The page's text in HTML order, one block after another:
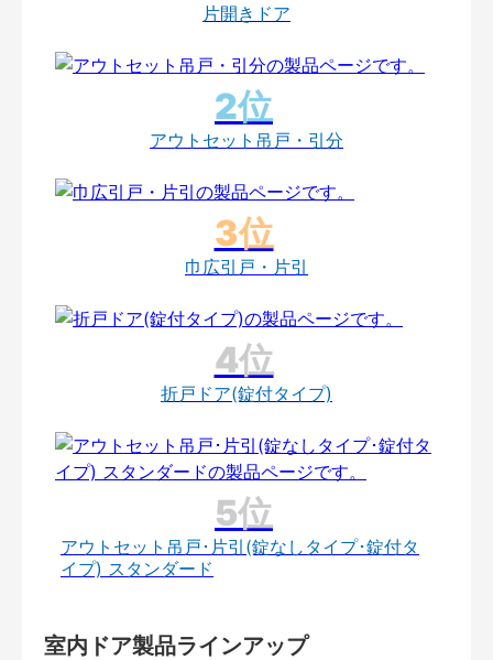
片開きドア
アウトセット吊戸・引分
巾広引戸・片引
折戸ドア(錠付タイプ)
アウトセット吊戸･片引(錠なしタイプ･錠付タ
イプ) スタンダード
室内ドア製品ラインアップ